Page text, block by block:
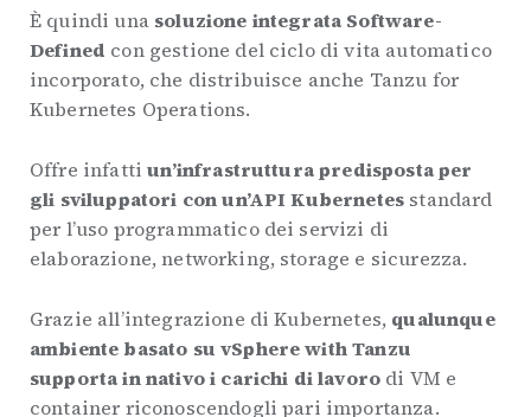
È quindi una soluzione integrata Software-
Defined con gestione del ciclo di vita automatico
incorporato, che distribuisce anche Tanzu for
Kubernetes Operations.
Offre infattiun’infrastruttura predisposta per
gli sviluppatori con un’API Kubernetes standard
per l’uso programmatico dei servizi di
elaborazione, networking, storage e sicurezza.
Grazie all’integrazione di Kubernetes, qualunque
ambiente basato su vSphere with Tanzu
supporta in nativo i carichi di lavoro di VM e
container riconoscendogli pari importanza.